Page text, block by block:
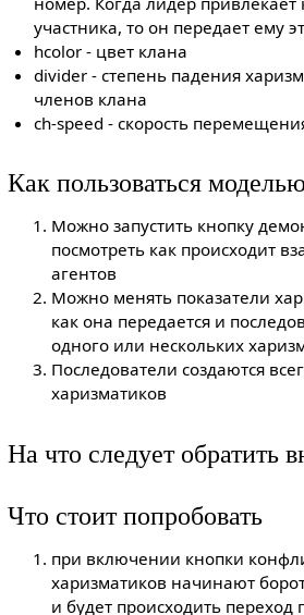
участника, то он передает ему
hcolor - цвет клана
divider - степень падения
членов клана
ch-speed - скорость
Как пользоваться моделью
Можно запустить кнопку
посмотреть как происходит
агентов
Можно менять показатели
как она передается и
одного или нескольких
Последователи создаются
харизматиков
На что следует обратить
Что стоит попробовать
при включении кнопки
харизматиков начинают
и будет происходить переход